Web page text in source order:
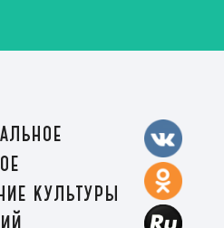
культуры